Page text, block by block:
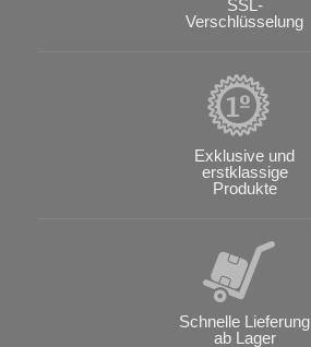
SSL-
Verschlüsselung
Exklusive und
erstklassige
Produkte
Schnelle Lieferung
ab Lager